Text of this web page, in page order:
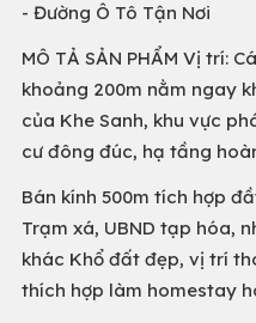
- Đường Ô Tô Tận Nơi
MÔ TẢ SẢN PHẨM Vị trí:
khoảng 200m nằm ngay
của Khe Sanh, khu vực
cư đông đúc, hạ tầng
Bán kính 500m tích hợp
Trạm xá, UBND tạp hóa,
khác Khổ đất đẹp, vị trí
thích hợp làm homestay